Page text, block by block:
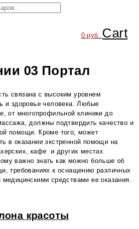
0руб. Cart
03 Портал
связана с высоким уровнем
и здоровье человека. Любые
от многопрофильной клиники до
должны подтвердить качество и
помощи. Кроме того, может
в оказании экстренной помощи на
кафе и других местах
важно знать как можно больше об
требованиях к оснащению различных
медицинскими средствами ее оказания.
красоты